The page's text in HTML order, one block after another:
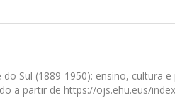
Sul (1889-1950): ensino, cultura
a partir de https://ojs.ehu.eus/